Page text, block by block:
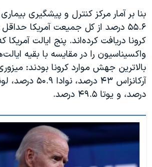
بنا بر آمار مرکز کنترل و پیشگیری
۵۵.۶ درصد از کل جمیعت آمریکا
کرونا دریافت کرده‌اند. پنج ایالت
واکسیناسیون را در مقایسه با بقیه
درصد، و یوتا ۴۹.۵ درصد.